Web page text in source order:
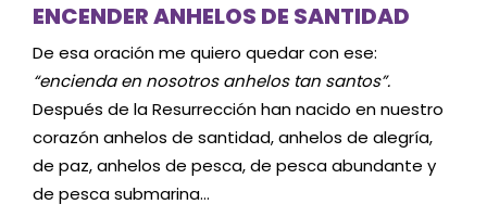
ENCENDER ANHELOS DE SANTIDAD
De esa oración me quiero quedar con ese:
“encienda en nosotros anhelos tan santos”.
Después de la Resurrección han nacido en nuestro
corazón anhelos de santidad, anhelos de alegría,
de paz, anhelos de pesca, de pesca abundante y
de pesca submarina…